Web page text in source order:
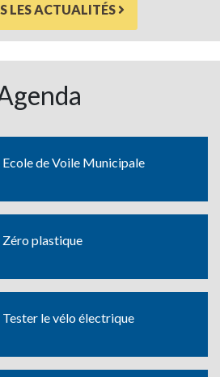
LES ACTUALITÉS
Ecole de Voile Municipale
Zéro plastique
Tester le vélo électrique